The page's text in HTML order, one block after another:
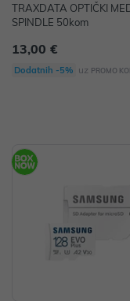
TRAXDATA OPTIČKI
SPINDLE 50kom
13,00 €
Dodatnih -5% uz PROMO